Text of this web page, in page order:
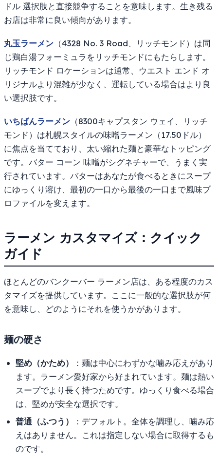
ドル 選択肢と直接競争することを意味します。生き残る
お店は非常に良い傾向があります。
丸玉ラーメン （4328 No. 3 Road、リッチモンド）は同
じ鶏白湯フォーミュラをリッチモンドにもたらします。
リッチモンド ロケーションは通常、ウエスト エンド オ
リジナルより混雑が少なく、運転している場合はより良
い選択肢です。
いちばんラーメン （8300キャプスタン ウェイ、リッチ
モンド）は札幌スタイルの味噌ラーメン（17.50ドル）
に焦点を当てており、太い縮れた麺と豪華なトッピング
です。バター コーン 味噌がシグネチャーで、うまく実
行されています。バターはあなたが食べるときにスープ
にゆっくり溶け、最初の一口から最後の一口まで風味プ
ロファイルを変えます。
ラーメン カスタマイズ：クイック
ガイド
ほとんどのバンクーバー ラーメン店は、ある程度のカス
タマイズを提供しています。ここに一般的な選択肢が何
を意味し、どのようにそれを使うかがあります。
麺の硬さ
堅め（かため）
：麺は中心にわずかな噛み応えがあり
ます。ラーメン愛好家から好まれています。麺は熱い
スープでより長く持つためです。ゆっくり食べる場合
は、堅めが安全な選択です。
普通（ふつう）
：デフォルト。全体を調理し、噛み応
えはありません。これは指定しない場合に取得するも
のです。